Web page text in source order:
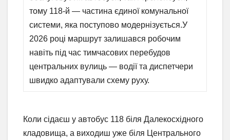
тому 118-й — частина єдиної комунальної
системи, яка поступово модернізується.У
2026 році маршрут залишався робочим
навіть під час тимчасових перебудов
центральних вулиць — водії та диспетчери
швидко адаптували схему руху.
Коли сідаєш у автобус 118 біля Далекосхідного
кладовища, а виходиш уже біля Центрального